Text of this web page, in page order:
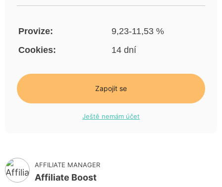
Provize:
9,23-11,53 %
Cookies:
14 dní
Zapojit se
Ještě nemám účet
AFFILIATE MANAGER
Affiliate Boost